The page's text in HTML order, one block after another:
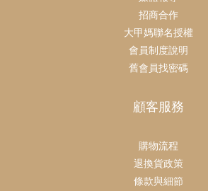
招商合作
大甲媽聯名授權
會員制度說明
舊會員找密碼
顧客服務
購物流程
退換貨政策
條款與細節